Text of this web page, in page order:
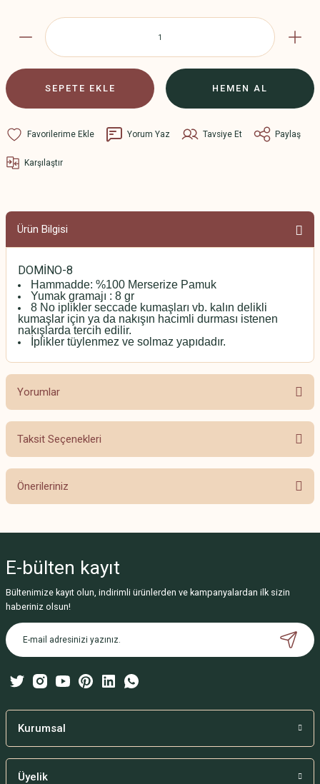
SEPETE EKLE HEMEN AL
Yorum Yaz Tavsiye Et Paylaş
Karşılaştır
Ürün Bilgisi
DOMİNO-8
Hammadde: %100 Merserize Pamuk
Yumak gramajı : 8 gr
8 No iplikler seccade kumaşları vb. kalın delikli
kumaşlar için ya da nakışın hacimli durması istenen
nakışlarda tercih edilir.
İplikler tüylenmez ve solmaz yapıdadır.
Yorumlar
Bu ürüne ilk yorumu siz yapın!
Taksit Seçenekleri
Önerileriniz
Görüş ve önerileriniz için teşekkür ederiz.
Ürün resmi kalitesiz, bozuk veya görüntülenemiyor.
Ürün açıklamasında eksik bilgiler bulunuyor.
Ürün bilgilerinde hatalar bulunuyor.
Bu ürüne benzer farklı alternatifler olmalı.
E-bülten kayıt
Bültenimize kayıt olun, indirimli ürünlerden ve kampanyalardan ilk sizin
haberiniz olsun!
Kurumsal
Üyelik